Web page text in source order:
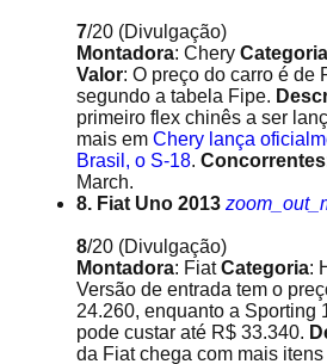
7/20 (Divulgação)
Montadora: Chery Categoria
Valor: O preço do carro é de
segundo a tabela Fipe.
primeiro flex chinês a ser
mais em Chery lança
Brasil, o S-18. Concorrentes
March.
8. Fiat Uno 2013
8/20 (Divulgação)
Montadora: FiatCategoria:
Versão de entrada tem o
24.260, enquanto a Sporting
pode custar até R$ 33.340.
da Fiat chega com mais